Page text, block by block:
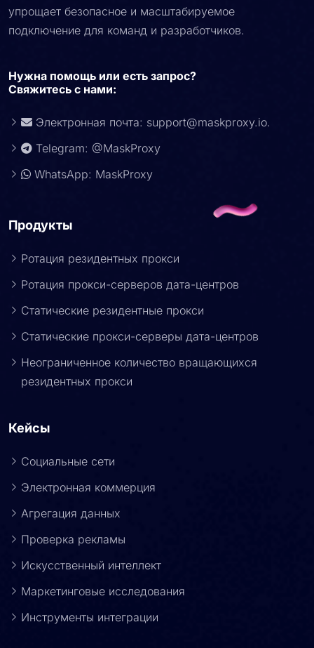
упрощает безопасное и масштабируемое
подключение для команд и разработчиков.
Нужна помощь или есть запрос?
Свяжитесь с нами:
Электронная почта: support@maskproxy.io.
Telegram: @MaskProxy
WhatsApp: MaskProxy
Продукты
Ротация резидентных прокси
Ротация прокси-серверов дата-центров
Статические резидентные прокси
Статические прокси-серверы дата-центров
Неограниченное количество вращающихся
резидентных прокси
Кейсы
Социальные сети
Электронная коммерция
Агрегация данных
Проверка рекламы
Искусственный интеллект
Маркетинговые исследования
Инструменты интеграции